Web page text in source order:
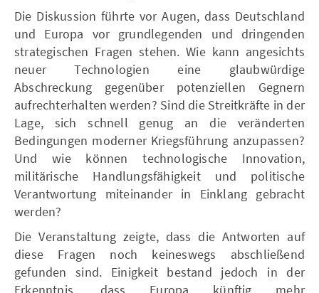
Die Diskussion führte vor Augen, dass Deutschland
und Europa vor grundlegenden und dringenden
strategischen Fragen stehen. Wie kann angesichts
neuer Technologien eine glaubwürdige
Abschreckung gegenüber potenziellen Gegnern
aufrechterhalten werden? Sind die Streitkräfte in der
Lage, sich schnell genug an die veränderten
Bedingungen moderner Kriegsführung anzupassen?
Und wie können technologische Innovation,
militärische Handlungsfähigkeit und politische
Verantwortung miteinander in Einklang gebracht
werden?
Die Veranstaltung zeigte, dass die Antworten auf
diese Fragen noch keineswegs abschließend
gefunden sind. Einigkeit bestand jedoch in der
Erkenntnis, dass Europa künftig mehr